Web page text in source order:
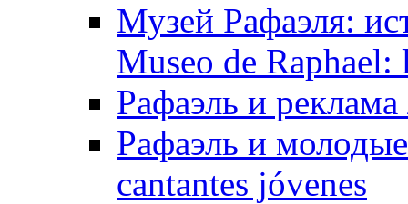
Музей Рафаэля:
Museo de
Рафаэль и
Рафаэль и
cantantes jóvenes